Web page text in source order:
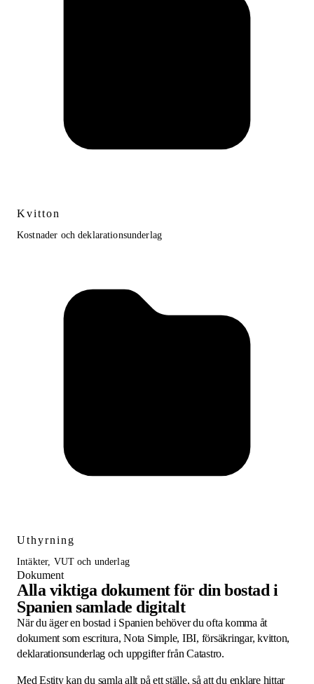
Kvitton
Kostnader och deklarationsunderlag
Uthyrning
Intäkter, VUT och underlag
Dokument
Alla viktiga dokument för din bostad i
Spanien samlade digitalt
När du äger en bostad i Spanien behöver du ofta komma åt
dokument som escritura, Nota Simple, IBI, försäkringar, kvitton,
deklarationsunderlag och uppgifter från Catastro.
Med Estity kan du samla allt på ett ställe, så att du enklare hittar